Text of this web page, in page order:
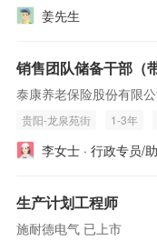
姜先生
销售团队储备干部（
泰康养老保险股份有限
贵阳-龙泉苑街 1-3年
李女士 · 行政专员/
生产计划工程师
施耐德电气 已上市